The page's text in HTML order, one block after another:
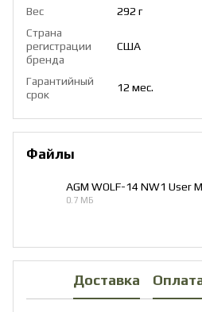
Вес
292 г
Страна
регистрации
бренда
США
Гарантийный
срок
12 мес.
Файлы
AGM WOLF-14 NW1 User
0.7 МБ
Доставка